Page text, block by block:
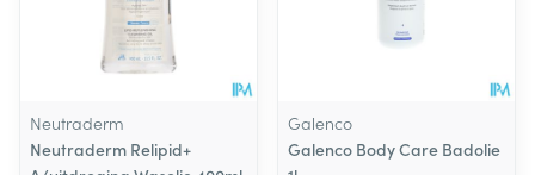
Neutraderm
Neutraderm Relipid+
Galenco
Galenco Body Care Badolie